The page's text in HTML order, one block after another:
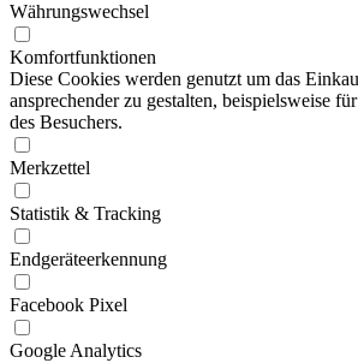
Währungswechsel
Komfortfunktionen
Diese Cookies werden genutzt um das
ansprechender zu gestalten, beispielsweise
des Besuchers.
Merkzettel
Statistik & Tracking
Endgeräteerkennung
Facebook Pixel
Google Analytics